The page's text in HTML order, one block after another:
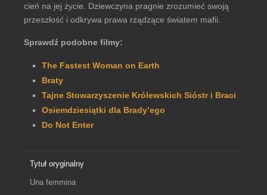
cień na jej życie. Dziewczyna pragnie zrozumieć swoją
przeszłość i odkrywa prawa rządzące światem mafii.
Sprawdź podobne filmy:
The Fastest Woman on Earth
Braty
Tajne Stowarzyszenie Królewskich Sióstr i Braci
Osiemdziesiątki dla Brady’ego
Do Not Enter
Tytuł oryginalny
Una femmina